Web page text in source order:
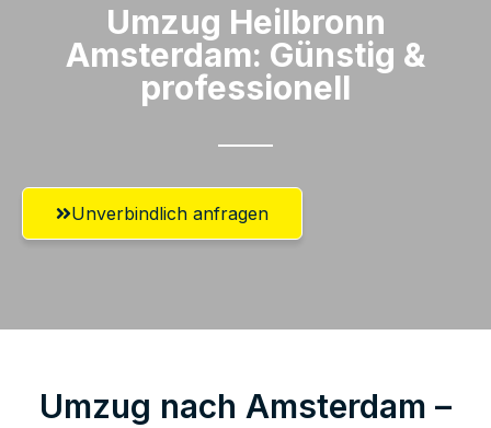
Umzug Heilbronn​
Amsterdam: Günstig &
professionell​
Unverbindlich anfragen
Umzug nach Amsterdam –